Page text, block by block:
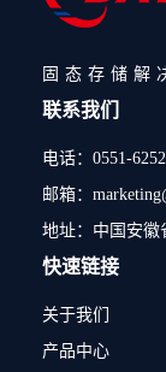
固态存储解
联系我们
电话：0551-
邮箱：
地址：中国安徽
快速链接
关于我们
产品中心